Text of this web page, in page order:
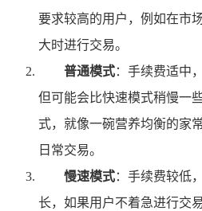
要求较高的用户，例如在市
大时进行交易。
普通模式：手续费适中
但可能会比快速模式稍慢一
式，就像一碗营养均衡的家
日常交易。
慢速模式：手续费较低
长，如果用户不着急进行交